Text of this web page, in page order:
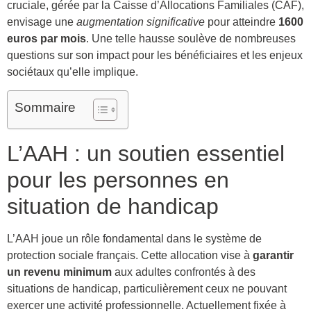
cruciale, gérée par la Caisse d’Allocations Familiales (CAF),
envisage une augmentation significative pour atteindre 1600
euros par mois. Une telle hausse soulève de nombreuses
questions sur son impact pour les bénéficiaires et les enjeux
sociétaux qu’elle implique.
Sommaire
L’AAH : un soutien essentiel
pour les personnes en
situation de handicap
L’AAH joue un rôle fondamental dans le système de
protection sociale français. Cette allocation vise à garantir
un revenu minimum aux adultes confrontés à des
situations de handicap, particulièrement ceux ne pouvant
exercer une activité professionnelle. Actuellement fixée à